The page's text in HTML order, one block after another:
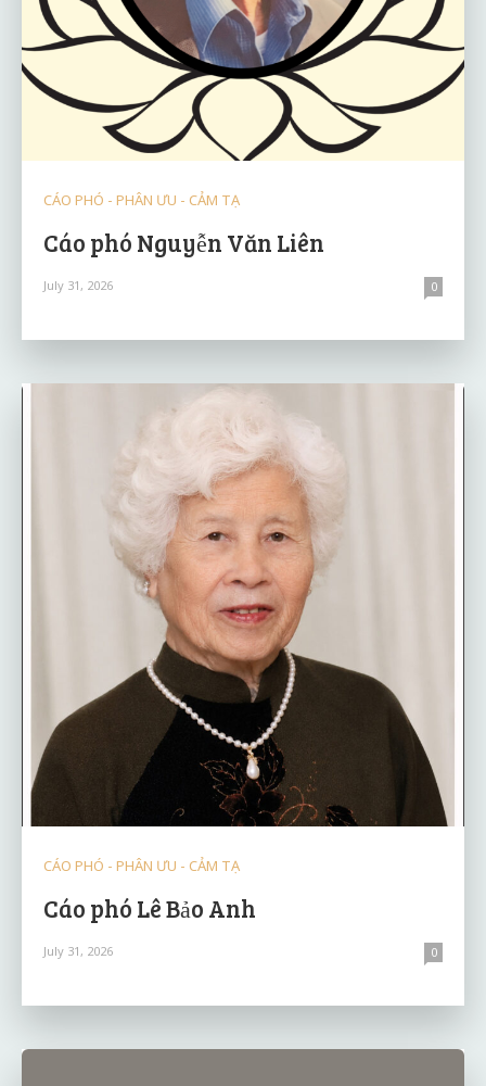
CÁO PHÓ - PHÂN ƯU - CẢM TẠ
Cáo phó Nguyễn Văn Liên
July 31, 2026 0
CÁO PHÓ - PHÂN ƯU - CẢM TẠ
Cáo phó Lê Bảo Anh
July 31, 2026 0